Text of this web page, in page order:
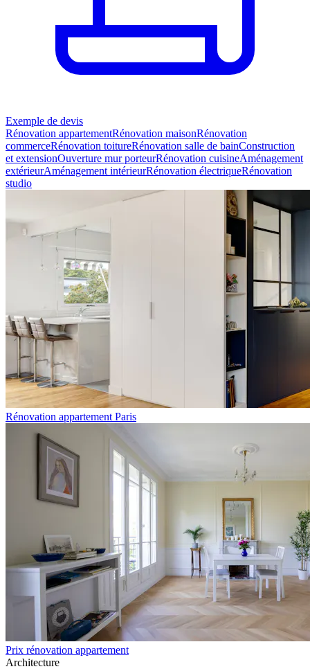
Exemple de devis
Rénovation appartementRénovation maisonRénovation
commerceRénovation toitureRénovation salle de bainConstruction
et extensionOuverture mur porteurRénovation cuisineAménagement
extérieurAménagement intérieurRénovation électriqueRénovation
studio
Rénovation appartement Paris
Prix rénovation appartement
Architecture